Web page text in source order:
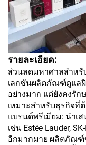
รายละเอียด:
ส่วนลดมหาศาลสำห
เลกชันผลิตภัณฑ์ดูแลผิ
อย่างมาก แต่ยังคงรั
เหมาะสำหรับธุรกิจที่
แบรนด์พรีเมียม: นำเ
เช่น Estée Lauder,
อีกมากมาย ผลิตภัณฑ์